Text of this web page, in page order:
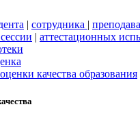
| сотрудника |
| аттестационных
качества образования